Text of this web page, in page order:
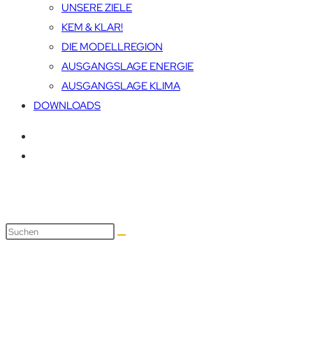
UNSERE ZIELE
KEM & KLAR!
DIE MODELLREGION
AUSGANGSLAGE ENERGIE
AUSGANGSLAGE KLIMA
DOWNLOADS